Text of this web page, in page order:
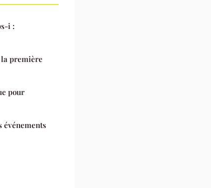
i :
première
pour
événements